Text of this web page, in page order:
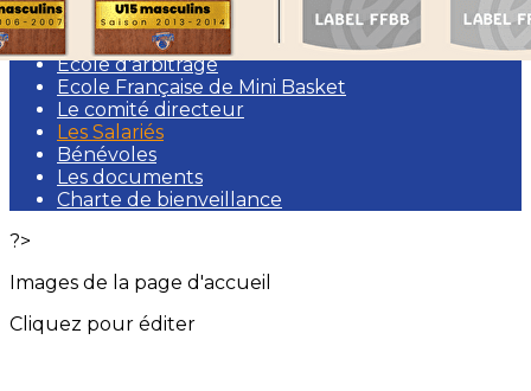
Club formateur
Section sportive
Ecole d'arbitrage
Ecole Française de Mini Basket
Le comité directeur
Les Salariés
Bénévoles
Les documents
Charte de bienveillance
?>
Images de la page d'accueil
Cliquez pour éditer